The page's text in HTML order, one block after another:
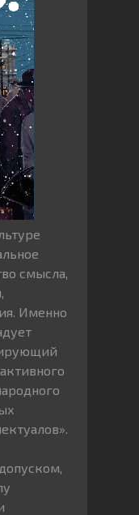
смысла,
Именно